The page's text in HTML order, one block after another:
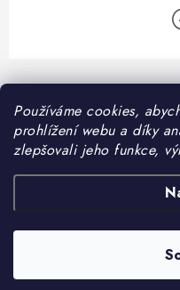
Používáme cookies,
prohlížení webu a díky
zlepšovali jeho funkce,
Z
á
Informace pro vás
Kontakt
Možnosti dopravy
Hodnocení obchodu
Zásady zpracování osobních
❤️ Oblíbené kategorie